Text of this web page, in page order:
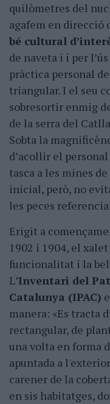
quilòmetres del
agafem en direcció
bé cultural
de naveta i i per
pràctica personal
triangular. I el seu
sobresortir enmig
de la serra del
Sobta la
dʼacollir el
tasca a les mines
inicial, però, no
les peces
Erigit a
1902 i 1904, el
funcionalitat i la
LʼInventari del
Catalunya (IPAC)
manera: «Es tracta
rectangular, de
una volta en forma
apuntada a
carener de la
en sis habitatges,